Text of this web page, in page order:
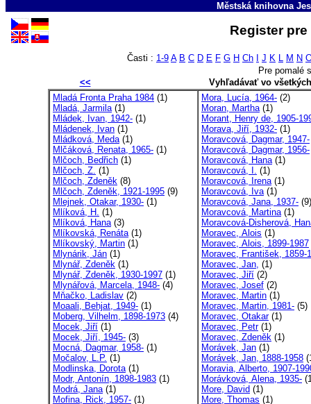
Městská knihovna
Register
Časti : 1-9 A B C D E F G H Ch J K L M N
Pre pomalé
<<
Vyhľadávať vo
Mladá Fronta Praha 1984 (1)
Mladá, Jarmila(1)
Mládek, Ivan, 1942- (1)
Mládenek, Ivan (1)
Mládková, Meda(1)
Mlčáková, Renata, 1965- (1)
Mlčoch, Bedřich (1)
Mlčoch, Z. (1)
Mlčoch, Zdeněk (8)
Mlčoch, Zdeněk, 1921-1995 (9)
Mlejnek, Otakar, 1930- (1)
Mlíková, H. (1)
Mlíková, Hana(3)
Mlíkovská, Renáta(1)
Mlíkovský, Martin (1)
Mlynárik, Ján (1)
Mlynář, Zdeněk (1)
Mlynář, Zdeněk, 1930-1997 (1)
Mlynářová, Marcela, 1948- (4)
Mňačko, Ladislav (2)
Moaali, Behjat, 1949- (1)
Moberg, Vilhelm, 1898-1973 (4)
Mocek, Jiří (1)
Mocek, Jiří, 1945- (3)
Mocná, Dagmar, 1958- (1)
Močalov, L.P. (1)
Modlinska, Dorota(1)
Modr, Antonín, 1898-1983 (1)
Modrá, Jana(1)
Mofina, Rick, 1957- (1)
Mora, Lucía, 1964- (2)
Moran, Martha(1)
Morant, Henry de, 1905-
Morava, Jiří, 1932- (1)
Moravcová, Dagmar, 1947-
Moravcová, Dagmar, 1956-
Moravcová, Hana(1)
Moravcová, I. (1)
Moravcová, Irena(1)
Moravcová, Iva(1)
Moravcová, Jana, 1937- (9)
Moravcová, Martina(1)
Moravcová-Disherová,
Moravec, Alois (1)
Moravec, Alois, 1899-1987
Moravec, František, 1859-
Moravec, Jan, (1)
Moravec, Jiří (2)
Moravec, Josef (2)
Moravec, Martin (1)
Moravec, Martin, 1981- (5)
Moravec, Otakar(1)
Moravec, Petr(1)
Moravec, Zdeněk (1)
Morávek, Jan (1)
Morávek, Jan, 1888-1958
Moravia, Alberto, 1907-
Morávková, Alena, 1935-
More, David (1)
More, Thomas (1)